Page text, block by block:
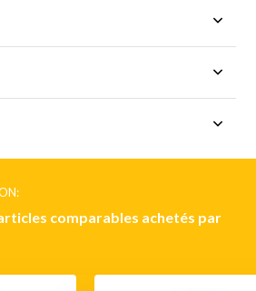
comparables achetés par